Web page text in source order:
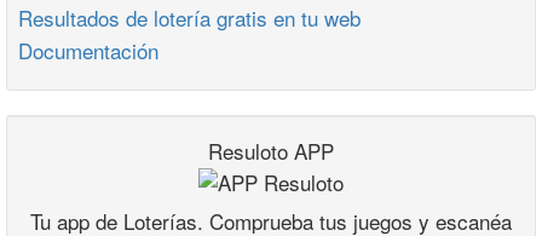
Resultados de lotería gratis en tu web
Documentación
Resuloto APP
Tu app de Loterías. Comprueba tus juegos y escanéa